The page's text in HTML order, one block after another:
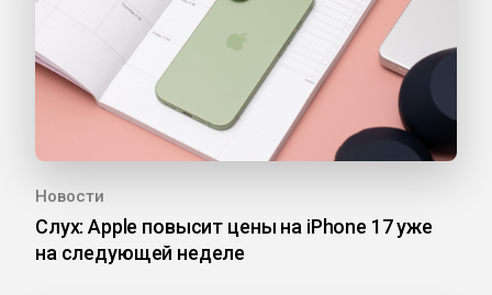
Новости
Слух: Apple повысит цены на iPhone 17 уже
на следующей неделе